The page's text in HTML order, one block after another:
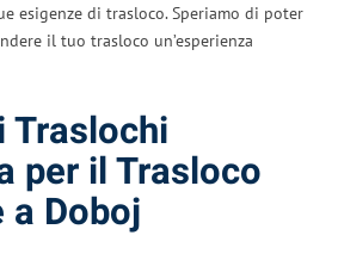
esigenze di trasloco. Speriamo di poter
il tuo trasloco un’esperienza
Traslochi
per il Trasloco
a Doboj